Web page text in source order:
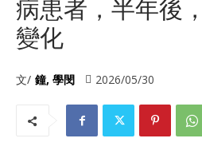
病患者，半年後
變化
文/ 鐘, 學閔 2026/05/30